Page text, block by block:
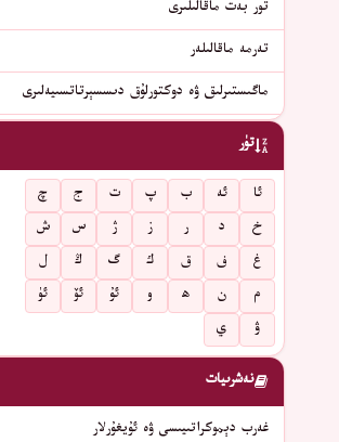
تور بەت ماقالىلىرى
تەرمە ماقالىلەر
ماگىستىرلىق ۋە دوكتورلۇق دىسسېرتاتسىيەلىرى
تۈر
ئا ئە ب پ ت ج
چ
خ
د ر ز ژ س
ش
غ
ف ق ك گ ڭ
ل
م
ن ھ و ئۇ ئۆ
ئۈ
ۋ
ي
نەشرىيات
غەرب دېموكراتىيىسى ۋە ئۇيغۇرلار